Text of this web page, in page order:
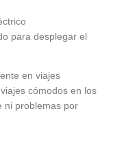
para desplegar el
en viajes
cómodos en los
ni problemas por